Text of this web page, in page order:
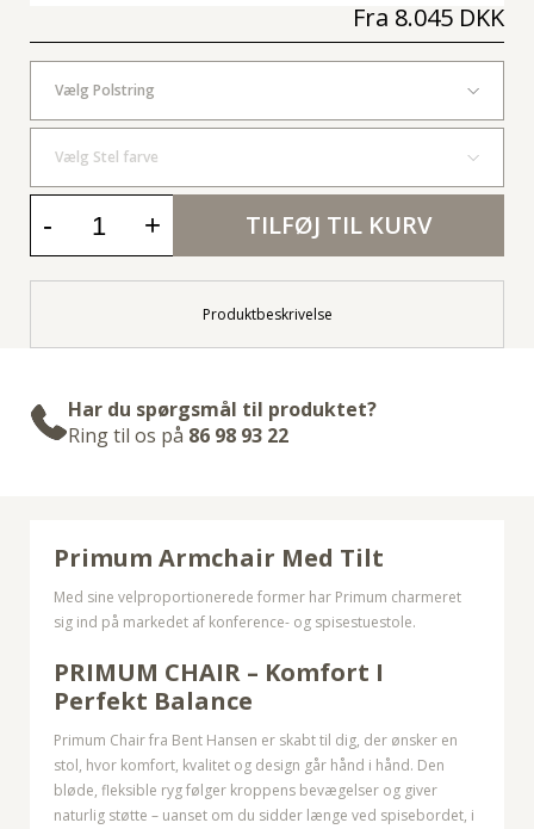
Fra 8.045 DKK
Vælg Polstring
Vælg Stel farve
- + TILFØJ TIL KURV
Produktbeskrivelse
Har du spørgsmål til produktet?
Ring til os på 86 98 93 22
Primum Armchair Med Tilt
Med sine velproportionerede former har Primum charmeret
sig ind på markedet af konference- og spisestuestole.
PRIMUM CHAIR – Komfort I
Perfekt Balance
Primum Chair fra Bent Hansen er skabt til dig, der ønsker en
stol, hvor komfort, kvalitet og design går hånd i hånd. Den
bløde, fleksible ryg følger kroppens bevægelser og giver
naturlig støtte – uanset om du sidder længe ved spisebordet, i